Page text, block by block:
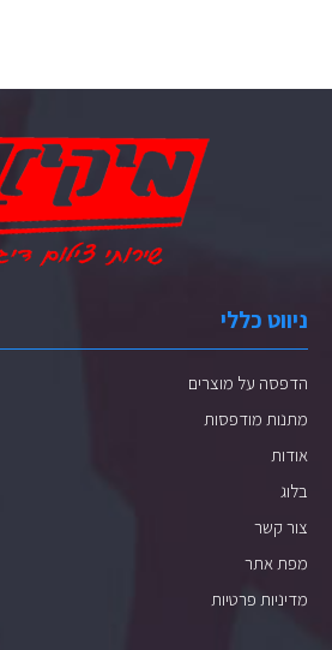
ניווט כללי
הדפסה על מוצרים
מתנות מודפסות
אודות
בלוג
צור קשר
מפת אתר
מדיניות פרטיות